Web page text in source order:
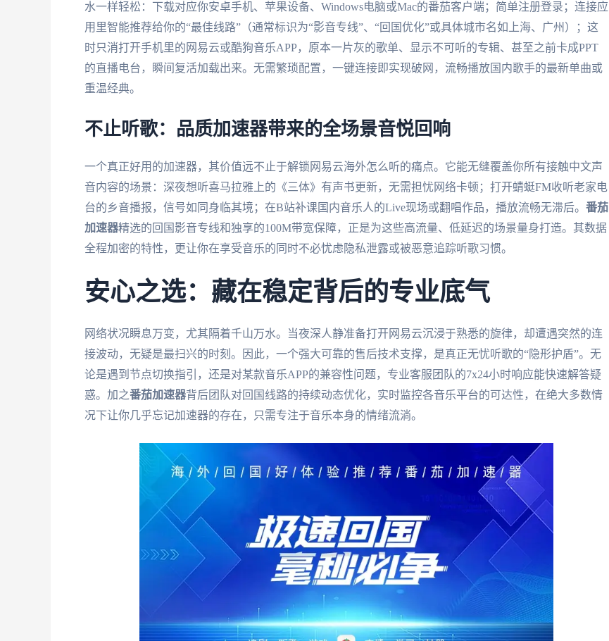
水一样轻松：下载对应你安卓手机、苹果设备、Windows电脑或Mac的番茄客户端；简单注册登录；连接应
用里智能推荐给你的“最佳线路”（通常标识为“影音专线”、“回国优化”或具体城市名如上海、广州）；这
时只消打开手机里的网易云或酷狗音乐APP，原本一片灰的歌单、显示不可听的专辑、甚至之前卡成PPT
的直播电台，瞬间复活加载出来。无需繁琐配置，一键连接即实现破网，流畅播放国内歌手的最新单曲或
重温经典。
不止听歌：品质加速器带来的全场景音悦回响
一个真正好用的加速器，其价值远不止于解锁网易云海外怎么听的痛点。它能无缝覆盖你所有接触中文声
音内容的场景：深夜想听喜马拉雅上的《三体》有声书更新，无需担忧网络卡顿；打开蜻蜓FM收听老家电
台的乡音播报，信号如同身临其境；在B站补课国内音乐人的Live现场或翻唱作品，播放流畅无滞后。 番茄
加速器精选的回国影音专线和独享的100M带宽保障，正是为这些高流量、低延迟的场景量身打造。其数据
全程加密的特性，更让你在享受音乐的同时不必忧虑隐私泄露或被恶意追踪听歌习惯。
安心之选：藏在稳定背后的专业底气
网络状况瞬息万变，尤其隔着千山万水。当夜深人静准备打开网易云沉浸于熟悉的旋律，却遭遇突然的连
接波动，无疑是最扫兴的时刻。因此，一个强大可靠的售后技术支撑，是真正无忧听歌的“隐形护盾”。无
论是遇到节点切换指引，还是对某款音乐APP的兼容性问题，专业客服团队的7x24小时响应能快速解答疑
惑。加之番茄加速器背后团队对回国线路的持续动态优化，实时监控各音乐平台的可达性，在绝大多数情
况下让你几乎忘记加速器的存在，只需专注于音乐本身的情绪流淌。